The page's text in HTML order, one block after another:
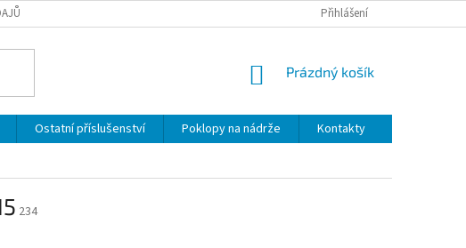
Přihlášení
NÁKUPNÍ
Prázdný košík
Ostatní příslušenství Poklopy na nádrže
Kontakty
234